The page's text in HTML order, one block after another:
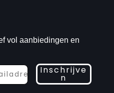
vol aanbiedingen en
Inschrijve
n